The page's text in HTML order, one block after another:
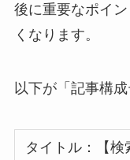
後に重要なポイ
くなります。
以下が「記事構
タイトル：【検